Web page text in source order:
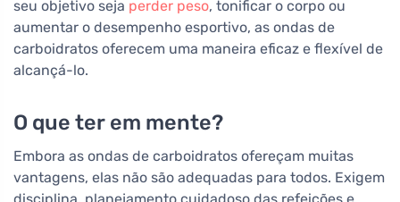
seu objetivo seja perder peso, tonificar o corpo ou
aumentar o desempenho esportivo, as ondas de
carboidratos oferecem uma maneira eficaz e flexível de
alcançá-lo.
O que ter em mente?
Embora as ondas de carboidratos ofereçam muitas
vantagens, elas não são adequadas para todos. Exigem